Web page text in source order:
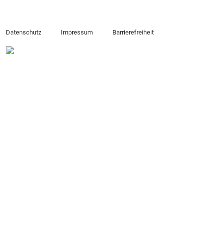
Datenschutz Impressum Barrierefreiheit